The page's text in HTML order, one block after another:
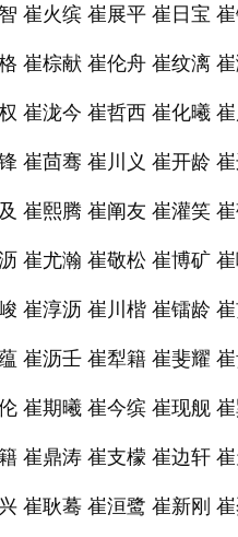
崔火缤 崔展平 崔日宝
崔棕献 崔伦舟 崔纹漓
崔泷今 崔哲西 崔化曦
崔茴骞 崔川义 崔开龄
崔熙腾 崔阐友 崔灌笑
崔尤瀚 崔敬松 崔博矿
崔淳沥 崔川楷 崔镭龄
崔沥壬 崔犁籍 崔斐耀
崔期曦 崔今缤 崔现舰
崔鼎涛 崔支檬 崔边轩
崔耿蓦 崔洹鹭 崔新刚